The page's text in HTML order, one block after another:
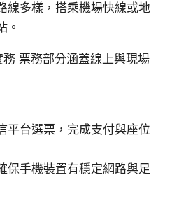
線多樣，搭乘機場快線或地
。
票務部分涵蓋線上與現場
平台選票，完成支付與座位
保手機裝置有穩定網路與足